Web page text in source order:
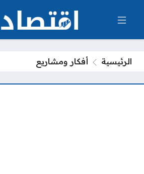
الرئيسية أفكار ومشاريع